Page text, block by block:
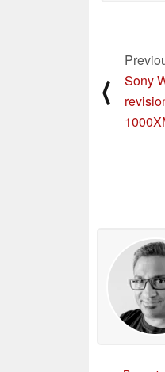
⟨
Sony